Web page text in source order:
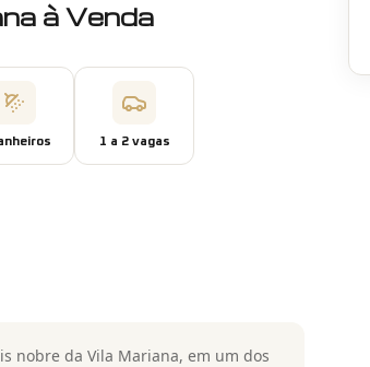
à Venda
s 1 a 2vagas
nobre da Vila Mariana, em um dos